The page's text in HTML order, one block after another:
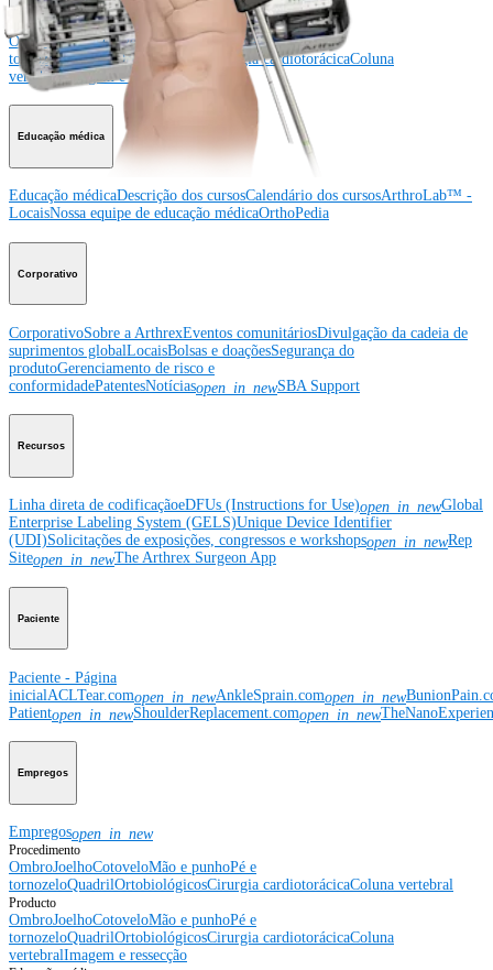
OmbroJoelhoCotovelo Mão e punho
Pé e
tornozeloQuadrilOrtobiológicos Cirurgia cardiotorácicaColuna
vertebralImagem e ressecção
Educação médica
Educação médicaDescrição dos cursosCalendário dos cursosArthroLab™ -
LocaisNossa equipe de educação médicaOrthoPedia
Corporativo
CorporativoSobre a ArthrexEventos comunitáriosDivulgação da cadeia de
suprimentos globalLocaisBolsas e doaçõesSegurança do
produtoGerenciamento de risco e
conformidadePatentesNotíciasopen_in_newSBA Support
Recursos
Linha direta de codificaçãoeDFUs (Instructions for Use)open_in_newGlobal
Enterprise Labeling System (GELS)Unique Device Identifier
(UDI)Solicitações de exposições, congressos e workshopsopen_in_newRep
Siteopen_in_newThe Arthrex Surgeon App
Paciente
Paciente - Página
inicial ACLTear.comopen_in_newAnkleSprain.comopen_in_new
Patientopen_in_newShoulderReplacement.comopen_in_new
Empregos
Empregosopen_in_new
Procedimento
OmbroJoelhoCotoveloMão e punhoPé e
tornozeloQuadrilOrtobiológicosCirurgia cardiotorácicaColuna vertebral
Producto
OmbroJoelhoCotoveloMão e punhoPé e
tornozeloQuadrilOrtobiológicosCirurgia cardiotorácicaColuna
vertebralImagem e ressecção